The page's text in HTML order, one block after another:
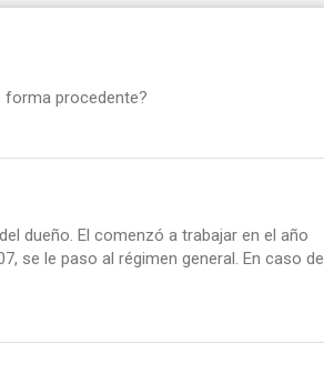
forma procedente?
dueño. El comenzó a trabajar en el año
se le paso al régimen general. En caso de